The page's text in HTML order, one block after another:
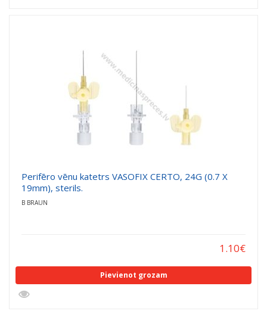
Perifēro vēnu katetrs VASOFIX CERTO, 24G (0.7 X
19mm), sterils.
B BRAUN
1.10€
Pievienot grozam